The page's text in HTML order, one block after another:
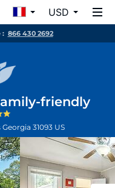
USD
: 866 430 2692
friendly
Georgia 31093 US